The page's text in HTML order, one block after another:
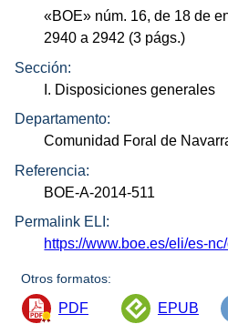
«BOE» núm. 16, de 18 de
2940 a 2942 (3 págs.)
Sección:
I. Disposiciones generales
Departamento:
Comunidad Foral de
Referencia:
BOE-A-2014-511
Permalink ELI:
https://www.boe.es/eli/es-
Otros formatos:
PDF EPUB